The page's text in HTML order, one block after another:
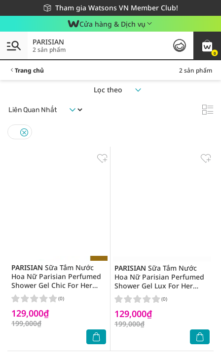
Tham gia Watsons VN Member Club!
Miễn phí giao hàng cho đơn hàng từ 249,000Đ
Giao hàng nhanh 24h - Áp dụng khu vực TP. Hồ Chí Minh
Cửa hàng & Dịch vụ
0
PARISIAN
2 sản phẩm
Trang chủ 2 sản phẩm
Lọc theo
PARISIAN Sữa Tắm Nước
Hoa Nữ Parisian Perfumed
Shower Gel Chic For Her
480g
129,000₫
199,000₫
(0)
PARISIAN Sữa Tắm Nước
Hoa Nữ Parisian Perfumed
Shower Gel Lux For Her
480g
129,000₫
199,000₫
(0)